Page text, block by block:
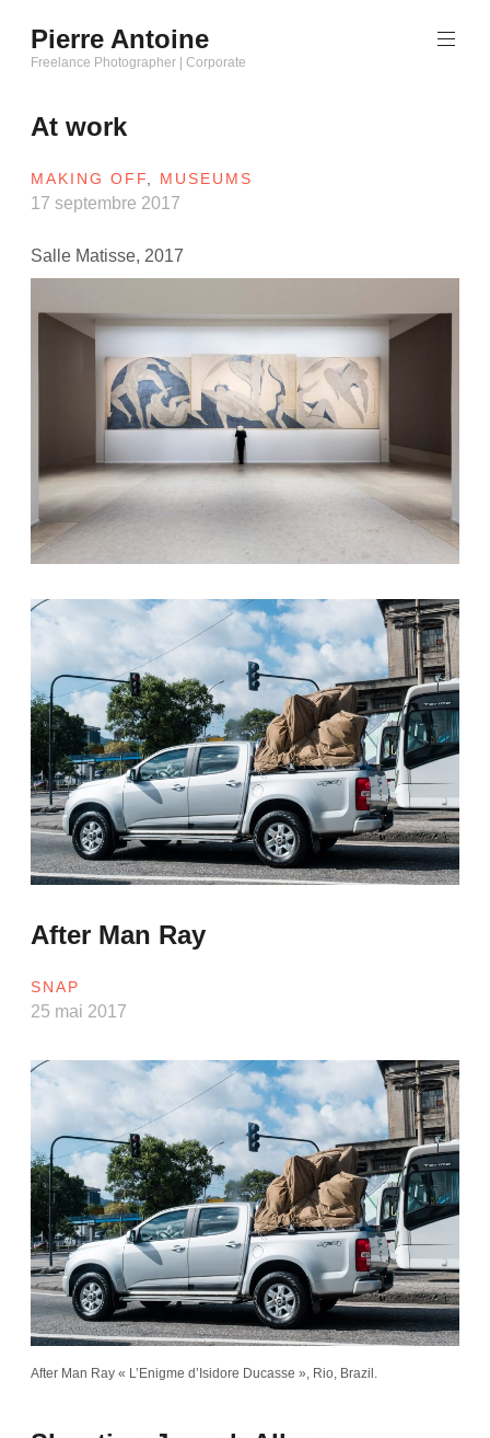
au
contenu
Pierre Antoine
Freelance Photographer | Corporate
At work
MAKING OFF MUSEUMS
17 septembre 2017
Salle Matisse, 2017
After Man Ray
SNAP
25 mai 2017
After Man Ray « L’Enigme d’Isidore Ducasse », Rio, Brazil.